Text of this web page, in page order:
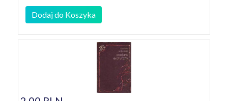
Dodaj do Koszyka